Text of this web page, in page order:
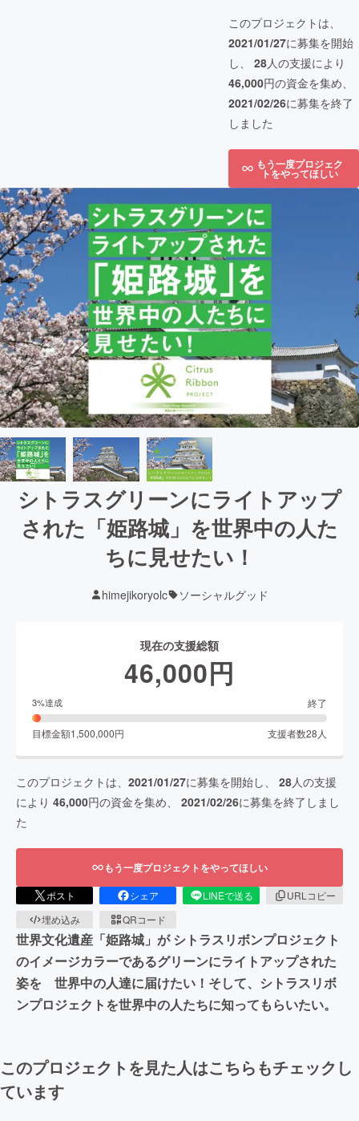
このプロジェクトは、
2021/01/27に募集を開始
し、 28人の支援により
46,000円の資金を集め、
2021/02/26に募集を終了
しました
もう一度プロジェク
トをやってほしい
シトラスグリーンにライトアップ
された「姫路城」を世界中の人た
ちに見せたい！
himejikoryolc ソーシャルグッド
現在の支援総額
46,000円
3%達成 終了
目標金額1,500,000円 支援者数28 人
このプロジェクトは、 2021/01/27に募集を開始し、 28人の支援
により 46,000円の資金を集め、 2021/02/26に募集を終了しまし
た
もう一度プロジェクトをやってほしい
ポスト シェア LINEで送る
URLコピー
埋め込み
QRコード
世界文化遺産「姫路城」が シトラスリボンプロジェクト
のイメージカラーであるグリーンにライトアップされた
姿を 世界中の人達に届けたい！そして、シトラスリボ
ンプロジェクトを世界中の人たちに知ってもらいたい。
このプロジェクトを見た人はこちらもチェックし
ています